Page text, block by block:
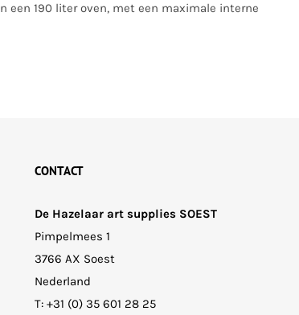
een 190 liter oven, met een maximale interne
CONTACT
De Hazelaar art supplies SOEST
Pimpelmees 1
3766 AX Soest
Nederland
T: +31 (0) 35 601 28 25